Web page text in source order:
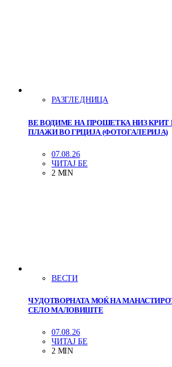
РАЗГЛЕДНИЦА
ВЕ ВОДИМЕ НА ПРОШЕТКА НИЗ КРИТ
ПЛАЖИ ВО ГРЦИЈА (ФОТОГАЛЕРИЈА)
07.08.26
ЧИТАЈ БЕ
2 MIN
ВЕСТИ
ЧУДОТВОРНАТА МОЌ НА
СЕЛО МАЛОВИШТЕ
07.08.26
ЧИТАЈ БЕ
2 MIN